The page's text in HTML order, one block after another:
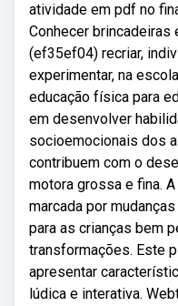
atividade em pdf no
Conhecer
(ef35ef04) recriar,
experimentar, na
educação física para
em desenvolver
socioemocionais dos
contribuem com o
motora grossa e fina.
marcada por
para as crianças bem
transformações. Este
apresentar
lúdica e interativa.